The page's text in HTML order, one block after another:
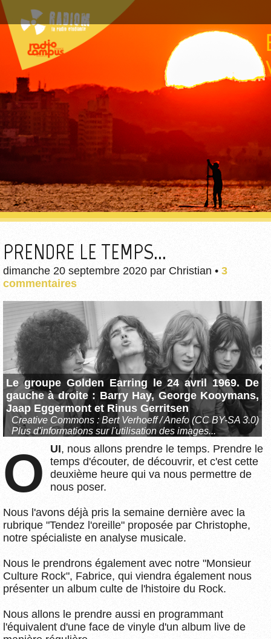
PRENDRE LE TEMPS...
dimanche 20 septembre 2020 par Christian • 3
commentaires
Le groupe Golden Earring le 24 avril 1969. De
gauche à droite : Barry Hay, George Kooymans,
Jaap Eggermont et Rinus Gerritsen
Creative Commons : Bert Verhoeff / Anefo (CC BY-SA 3.0)
Plus d'informations sur l'utilisation des images...
OUI, nous allons prendre le temps. Prendre le
temps d'écouter, de découvrir, et c'est cette
deuxième heure qui va nous permettre de
nous poser.
Nous l'avons déjà pris la semaine dernière avec la
rubrique "Tendez l'oreille" proposée par Christophe,
notre spécialiste en analyse musicale.
Nous le prendrons également avec notre "Monsieur
Culture Rock", Fabrice, qui viendra également nous
présenter un album culte de l'histoire du Rock.
Nous allons le prendre aussi en programmant
l'équivalent d'une face de vinyle d'un album live de